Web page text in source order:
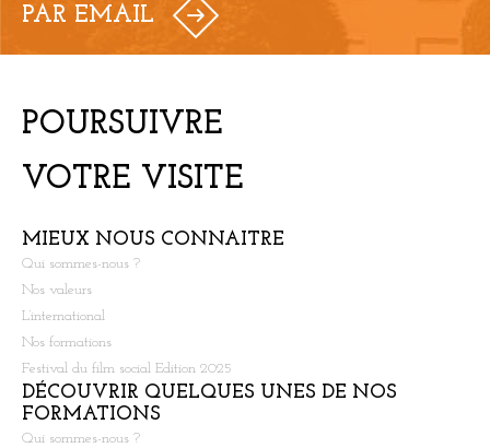
PAR EMAIL
POURSUIVRE
VOTRE VISITE
MIEUX NOUS CONNAITRE
Qui sommes-nous ?
Nos valeurs
L’international
Nos formations
Festival du film social Edition 2025
DÉCOUVRIR QUELQUES UNES DE NOS
FORMATIONS
Qui sommes-nous ?